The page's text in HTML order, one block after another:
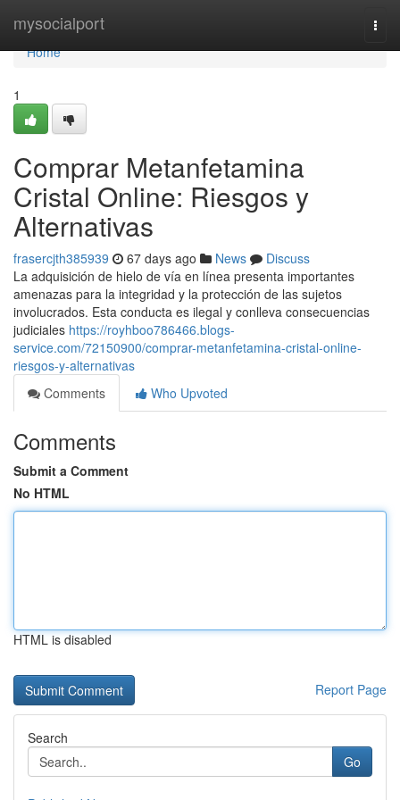
mysocialport
Home
Home
1
Comprar Metanfetamina
Cristal Online: Riesgos y
Alternativas
frasercjth385939 67 days ago News
Discuss
La adquisición de hielo de vía en línea presenta importantes
amenazas para la integridad y la protección de las sujetos
involucrados. Esta conducta es ilegal y conlleva consecuencias
judiciales https://royhboo786466.blogs-
service.com/72150900/comprar-metanfetamina-cristal-online-
riesgos-y-alternativas
Comments
Who Upvoted
Comments
Submit a Comment
No HTML
HTML is disabled
Report Page
Search
Go